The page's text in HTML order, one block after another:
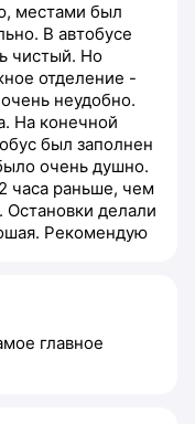
местами был
В автобусе
чистый. Но
отделение -
неудобно.
На конечной
был заполнен
очень душно.
часа раньше, чем
Остановки делали
Рекомендую
главное